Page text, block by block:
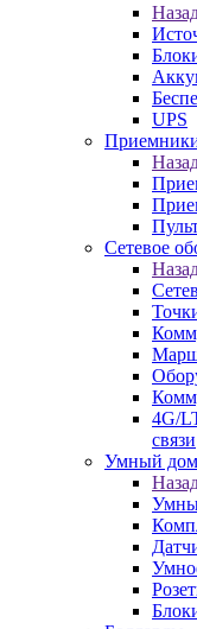
UPS
Сетевое
4G/
связи
Умный дом